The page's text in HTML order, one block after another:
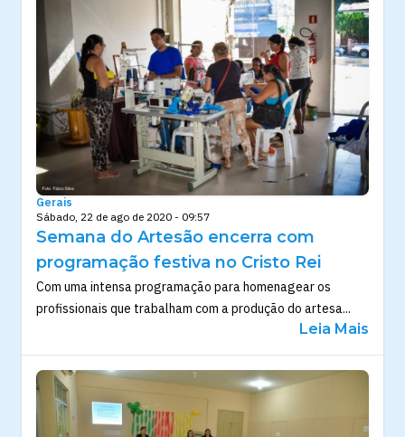
Gerais
Sábado, 22 de ago de 2020 - 09:57
Semana do Artesão encerra com
programação festiva no Cristo Rei
Com uma intensa programação para homenagear os
profissionais que trabalham com a produção do artesa...
Leia Mais